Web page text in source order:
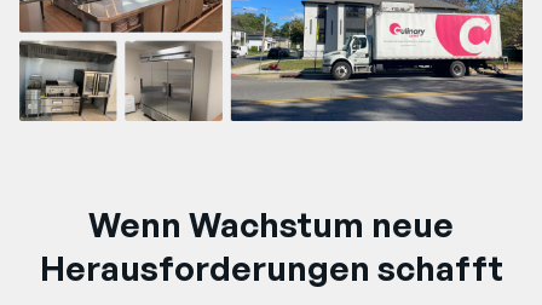
Wenn Wachstum neue
Herausforderungen schafft